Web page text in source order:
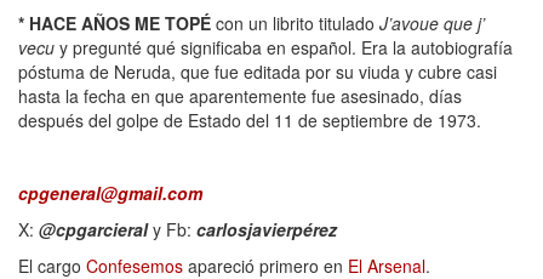
* HACE AÑOS ME TOPÉ con un librito titulado J’avoue que j’
vecu y pregunté qué significaba en español. Era la autobiografía
póstuma de Neruda, que fue editada por su viuda y cubre casi
hasta la fecha en que aparentemente fue asesinado, días
después del golpe de Estado del 11 de septiembre de 1973.
cpgeneral@gmail.com
X: @cpgarcieral y Fb: carlosjavierpérez
El cargo Confesemos apareció primero en El Arsenal.